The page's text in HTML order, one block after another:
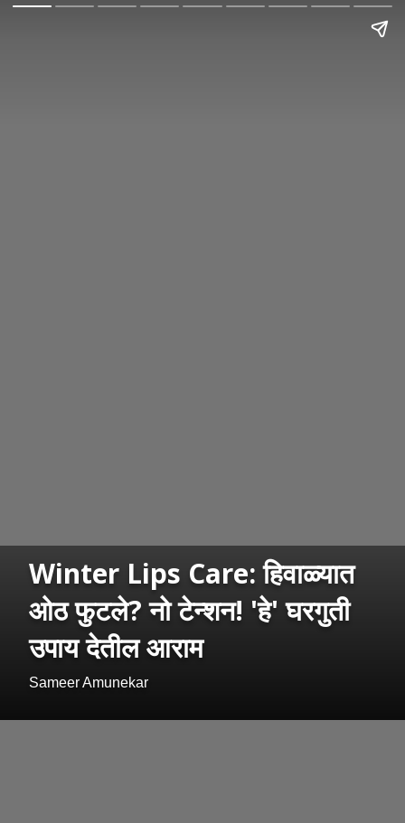
Winter Lips Care: हिवाळ्यात
ओठ फुटले? नो टेन्शन! 'हे' घरगुती
उपाय देतील आराम
Sameer Amunekar